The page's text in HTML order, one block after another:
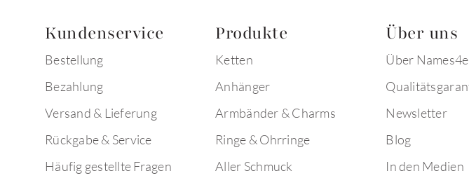
Kundenservice
Bestellung
Bezahlung
Versand & Lieferung
Rückgabe & Service
Häufig gestellte Fragen
Produkte
Ketten
Anhänger
Armbänder & Charms
Ringe & Ohrringe
Aller Schmuck
Über uns
Über
Newsletter
Blog
In den Medien